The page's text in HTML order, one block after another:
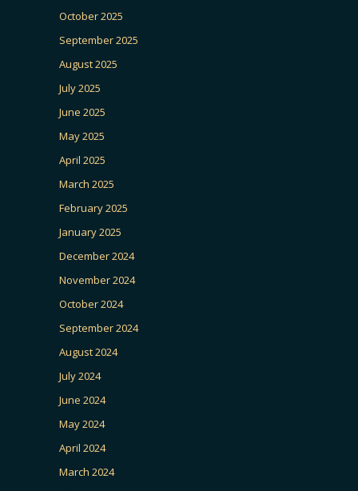
October 2025
September 2025
August 2025
July 2025
June 2025
May 2025
April 2025
March 2025
February 2025
January 2025
December 2024
November 2024
October 2024
September 2024
August 2024
July 2024
June 2024
May 2024
April 2024
March 2024